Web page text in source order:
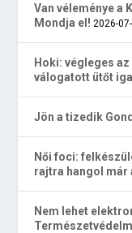
Van véleménye a
Mondja el! 2026-
Hoki: végleges
válogatott ütőt
Jön a tizedik
Női foci:
rajtra hangol már
Nem lehet